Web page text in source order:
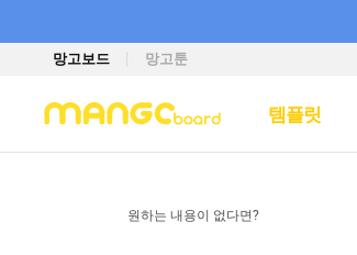
망고보드 망고툰
템플릿
원하는 내용이 없다면?